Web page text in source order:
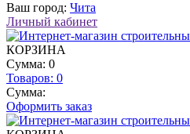
Ваш город: Чита
Личный кабинет
КОРЗИНА
Сумма: 0
Товаров: 0
Сумма:
Оформить заказ